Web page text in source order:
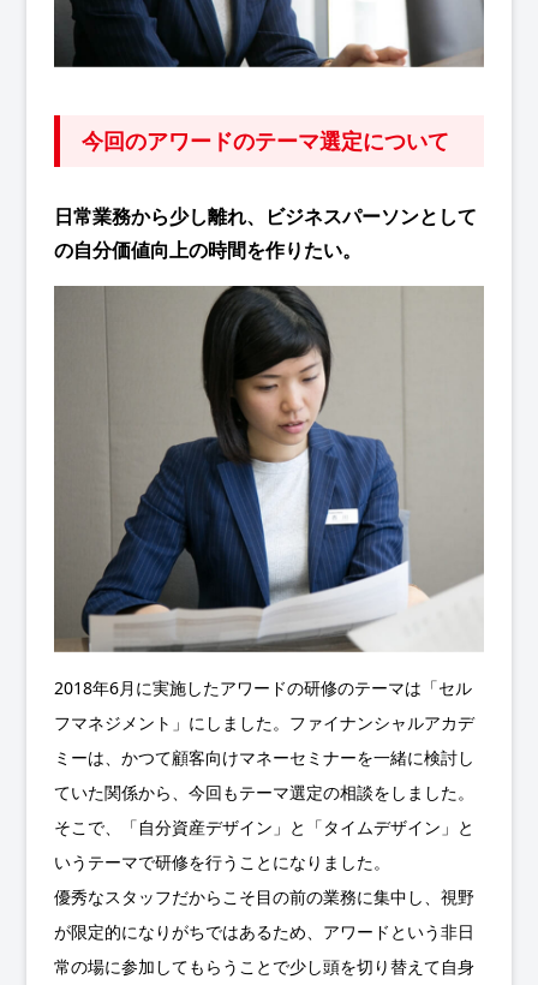
今回のアワードのテーマ選定について
日常業務から少し離れ、ビジネスパーソンとして
の自分価値向上の時間を作りたい。
2018年6月に実施したアワードの研修のテーマは「セル
フマネジメント」にしました。ファイナンシャルアカデ
ミーは、かつて顧客向けマネーセミナーを一緒に検討し
ていた関係から、今回もテーマ選定の相談をしました。
そこで、「自分資産デザイン」と「タイムデザイン」と
いうテーマで研修を行うことになりました。
優秀なスタッフだからこそ目の前の業務に集中し、視野
が限定的になりがちではあるため、アワードという非日
常の場に参加してもらうことで少し頭を切り替えて自身